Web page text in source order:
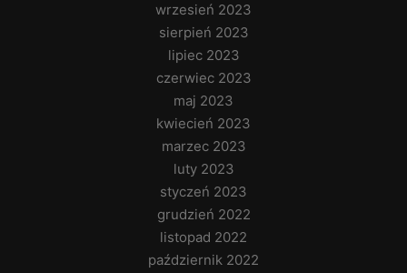
wrzesień 2023
sierpień 2023
lipiec 2023
czerwiec 2023
maj 2023
kwiecień 2023
marzec 2023
luty 2023
styczeń 2023
grudzień 2022
listopad 2022
październik 2022